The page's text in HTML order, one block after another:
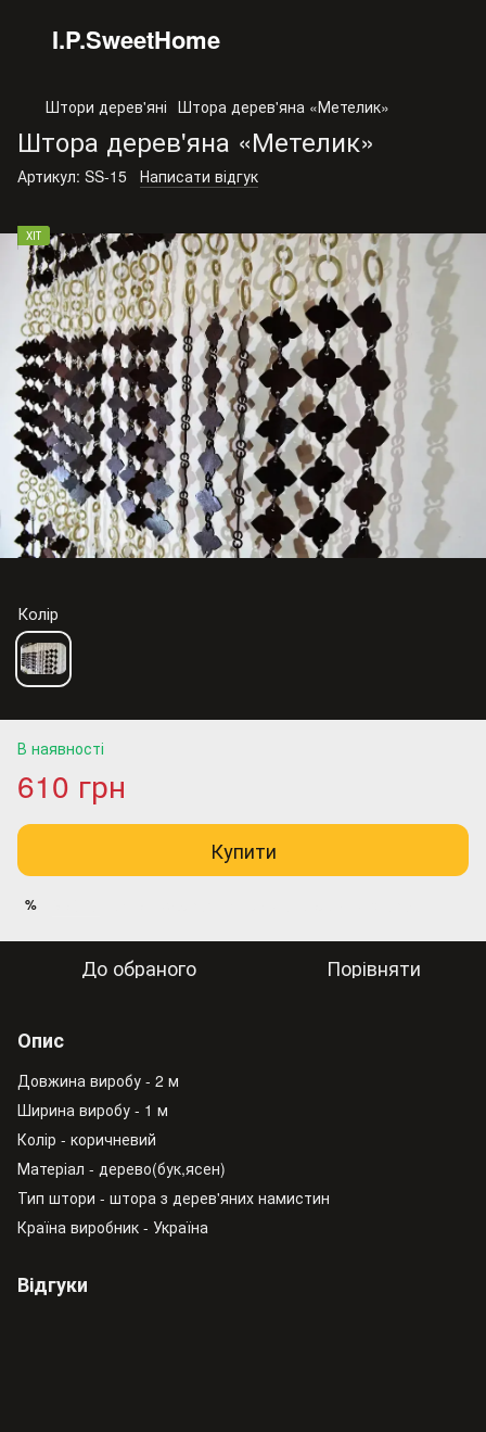
I.P.SweetHome
Штори дерев'яні Штора дерев'яна «Метелик»
Штора дерев'яна «Метелик»
Артикул: SS-15 Написати відгук
ХІТ
Колір
В наявності
610 грн
Купити
%
До обраного Порівняти
Опис
Довжина виробу - 2 м
Ширина виробу - 1 м
Колір - коричневий
Матеріал - дерево(бук,ясен)
Тип штори - штора з дерев'яних намистин
Країна виробник - Україна
Відгуки